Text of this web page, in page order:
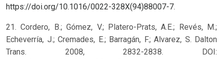
https://doi.org/10.1016/0022-328X(94)88007-7.
21. Cordero, B.; Gómez, V.; Platero-Prats, A.E.; Revés, M.;
Echeverría, J.; Cremades, E.; Barragán, F.; Alvarez, S. Dalton
Trans. 2008, 2832-2838. DOI: